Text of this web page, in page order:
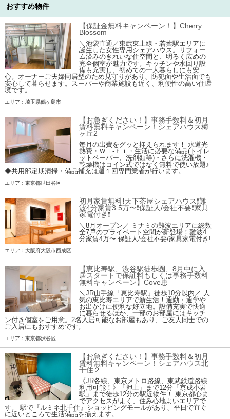
おすすめ物件
【保証金無料キャンペーン！】Cherry
Blossom
＼池袋直通／東武東上線・若葉駅エリアに
誕生した女性専用シェアハウス。リフォー
ム済みのきれいな住空間と、明るく広めの
完全個室が魅力です。キッチンや水回り設
備も充実し、初めての一人暮らしにも安
心。オーナーご夫婦同居型のため見守りがあり、防犯面や生活面でも
安心して暮らせます。スーパーや商業施設も近く、利便性の高い住環
境です。
エリア：埼玉県鶴ヶ島市
【お急ぎください！】事務手数料＆初月
賃料無料キャンペーン！シェアハウス梅
ヶ丘2
毎月の出費をグッと抑えられます！ 水道光
熱費・Ｗｉ-ｆｉ・生活に必要な備品(トイレ
ットペーパー、洗剤類等)・さらに洗濯機・
乾燥機はコイン式ではなく無料で使い放題♪
◆共用部定期清掃・備品補充は週１回専門業者が行います。
エリア：東京都世田谷区
初月家賃無料❗️天下茶屋シェアハウス❗️難
波4分家賃3.5万〜❗️保証人/会社不要❗️家具
家電付き❗
＼8月オープン／ ミナミの難波エリアに総数
全7戸のプライベート空間が新登場！難波4
分家賃4万〜 保証人/会社不要/家具家電付き!
エリア：大阪府大阪市西成区
【恵比寿駅、渋谷駅徒歩圏、8月中に入
居スタートで保証料もしくは事務手数料
無料キャンペーン】Cove恵
＼JR山手線「恵比寿駅」徒歩10分以内／ 人
気の恵比寿エリアで新生活！通勤・通学や
お出かけに便利な好立地。設備充実で快適
に暮らせるほか、一部のお部屋にはキッチ
ン付き個室をご用意。2名入居可能なお部屋もあり、ご友人同士での
ご入居にもおすすめです。
エリア：東京都渋谷区
【お急ぎください！】事務手数料＆初月
賃料無料キャンペーン！シェアハウス北
千住２
《JR各線、東京メトロ路線、東武鉄道路線
利用可能！》「押上」まで12分「京成小岩
駅」まで徒歩12分の駅近物件！ 東京都心ま
でアクセスがよく、住み心地よいエリアで
す。 駅で『ルミネ北千住』ショッピングモールがあり、平日で直ぐ
に近いところで生活備品を揃えます。